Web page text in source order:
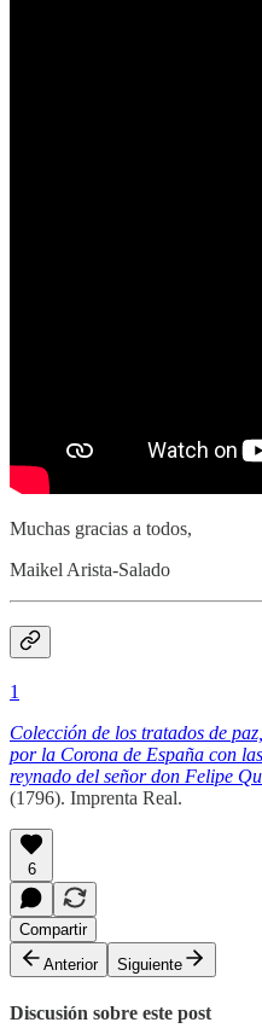
Muchas gracias a todos,
Maikel Arista-Salado
1
Colección de los tratados de
por la Corona de España con
reynado del señor don Felipe
(1796). Imprenta Real.
6
Compartir
Anterior
Siguiente
Discusión sobre este post